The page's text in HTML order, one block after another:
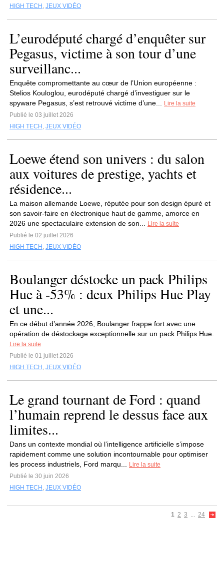
HIGH TECH , JEUX VIDÉO
L’eurodéputé chargé d’enquêter sur
Pegasus, victime à son tour d’une
surveillanc...
Enquête compromettante au cœur de l’Union européenne :
Stelios Kouloglou, eurodéputé chargé d’investiguer sur le
spyware Pegasus, s’est retrouvé victime d’une...
Lire la suite
Publié le 03 juillet 2026
HIGH TECH , JEUX VIDÉO
Loewe étend son univers : du salon
aux voitures de prestige, yachts et
résidence...
La maison allemande Loewe, réputée pour son design épuré et
son savoir-faire en électronique haut de gamme, amorce en
2026 une spectaculaire extension de son...
Lire la suite
Publié le 02 juillet 2026
HIGH TECH , JEUX VIDÉO
Boulanger déstocke un pack Philips
Hue à -53% : deux Philips Hue Play
et une...
En ce début d’année 2026, Boulanger frappe fort avec une
opération de déstockage exceptionnelle sur un pack Philips Hue.
Lire la suite
Publié le 01 juillet 2026
HIGH TECH , JEUX VIDÉO
Le grand tournant de Ford : quand
l’humain reprend le dessus face aux
limites...
Dans un contexte mondial où l’intelligence artificielle s’impose
rapidement comme une solution incontournable pour optimiser
les process industriels, Ford marqu...
Lire la suite
Publié le 30 juin 2026
HIGH TECH , JEUX VIDÉO
1 2 3 ... 24